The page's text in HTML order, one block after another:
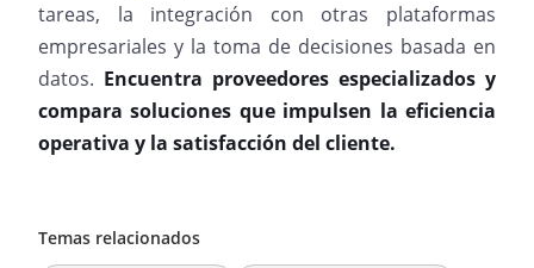
tareas, la integración con otras plataformas
empresariales y la toma de decisiones basada en
datos. Encuentra proveedores especializados y
compara soluciones que impulsen la eficiencia
operativa y la satisfacción del cliente.
Temas relacionados